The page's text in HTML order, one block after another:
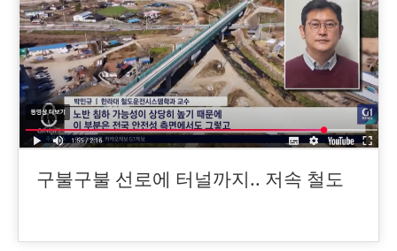
구불구불 선로에 터널까지.. 저속 철도